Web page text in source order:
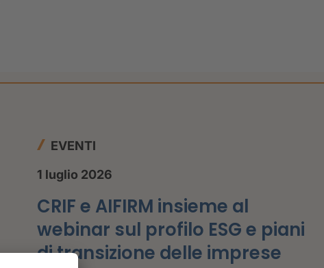
EVENTI
1 luglio 2026
CRIF e AIFIRM insieme al
webinar sul profilo ESG e piani
di transizione delle imprese